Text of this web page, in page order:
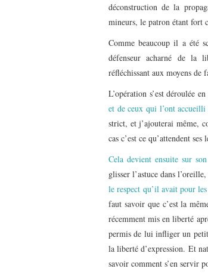
déconstruction de la
mineurs, le patron étant fort
Comme beaucoup il a été
défenseur acharné de la
réfléchissant aux moyens de
L’opération s’est déroulée
et de ceux qui l’ont
strict, et j’ajouterai même,
cas c’est ce qu’attendent ses
Cela devient ensuite sur
glisser l’astuce dans
le respect qu’il avait pour
faut savoir que c’est la
récemment mis en liberté
permis de lui infliger un
la liberté d’expression. Et
savoir comment s’en servir